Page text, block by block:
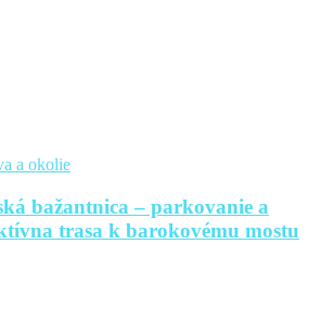
a okolie
bažantnica – parkovanie a
trasa k barokovému mostu